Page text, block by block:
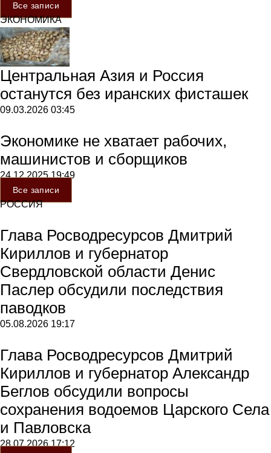
Все записи
ЭКОНОМИКА
Центральная Азия и Россия
останутся без иранских фисташек
09.03.2026 03:45
Экономике не хватает рабочих,
машинистов и сборщиков
24.12.202519:49
Все записи
РОССИЯ
Глава Росводресурсов Дмитрий
Кириллов и губернатор
Свердловской области Денис
Паслер обсудили последствия
паводков
05.08.2026 19:17
Глава Росводресурсов Дмитрий
Кириллов и губернатор Александр
Беглов обсудили вопросы
сохранения водоемов Царского Села
и Павловска
28.07.202617:12